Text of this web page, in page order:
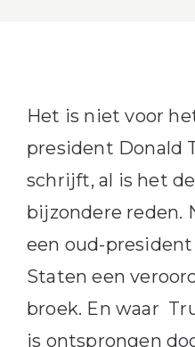
Het is niet voor
president Donald
schrijft, al is het
bijzondere reden.
een oud-
Staten een
broek. En waar
is ontsprongen